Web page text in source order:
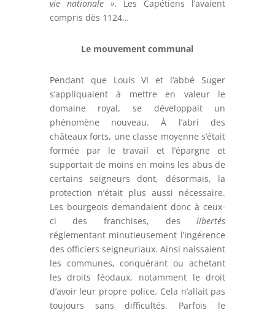
vie nationale ». Les Capétiens l’avaient
compris dès 1124…
Le mouvement communal
Pendant que Louis VI et l’abbé Suger
s’appliquaient à mettre en valeur le
domaine royal, se développait un
phénomène nouveau. À l’abri des
châteaux forts, une classe moyenne s’était
formée par le travail et l’épargne et
supportait de moins en moins les abus de
certains seigneurs dont, désormais, la
protection n’était plus aussi nécessaire.
Les bourgeois demandaient donc à ceux-
ci des franchises, deslibertés
réglementant minutieusement l’ingérence
des officiers seigneuriaux. Ainsi naissaient
les communes, conquérant ou achetant
les droits féodaux, notamment le droit
d’avoir leur propre police. Cela n’allait pas
toujours sans difficultés. Parfois le